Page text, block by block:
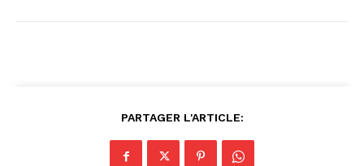
PARTAGER L'ARTICLE: